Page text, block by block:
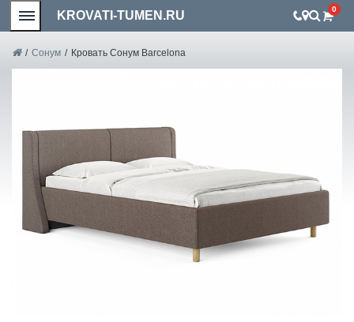
KROVATI-TUMEN.RU 0
/ Сонум / Кровать Сонум Barcelona